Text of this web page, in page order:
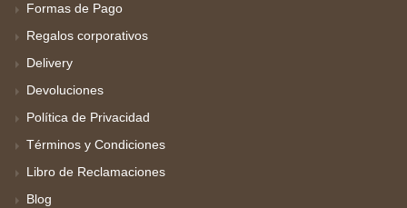
Formas de Pago
Regalos corporativos
Delivery
Devoluciones
Política de Privacidad
Términos y Condiciones
Libro de Reclamaciones
Blog